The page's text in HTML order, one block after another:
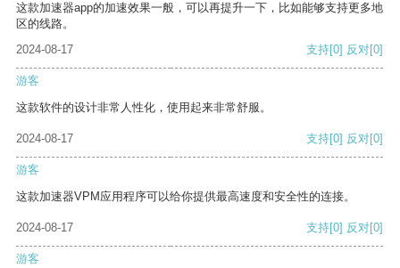
这款加速器app的加速效果一般，可以再提升一下，比如能够支持更多地
区的线路。
2024-08-17
支持[0] 反对[0]
游客
这款软件的设计非常人性化，使用起来非常舒服。
2024-08-17 支持[0] 反对[0]
游客
这款加速器VPM应用程序可以给你提供最高速度和安全性的连接。
2024-08-17 支持[0] 反对[0]
游客